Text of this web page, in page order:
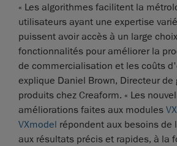
« Les algorithmes facilitent la
utilisateurs ayant une expertise
puissent avoir accès à un large
fonctionnalités pour améliorer la
de commercialisation et les coûts
explique Daniel Brown, Directeur de
produits chez Creaform. « Les
améliorations faites aux modules
VXmodel répondent aux besoins de
aux résultats précis et rapides, à la